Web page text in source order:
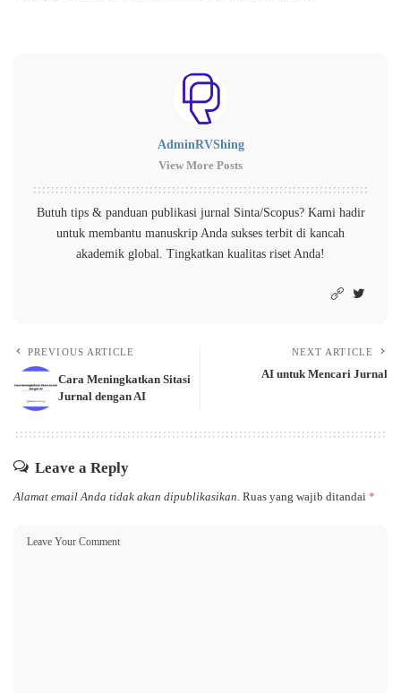
AdminRVShing
View More Posts
Butuh tips & panduan publikasi jurnal Sinta/Scopus? Kami hadir
untuk membantu manuskrip Anda sukses terbit di kancah
akademik global. Tingkatkan kualitas riset Anda!
PREVIOUS ARTICLE
Cara Meningkatkan Sitasi
Jurnal dengan AI
NEXT ARTICLE
AI untuk Mencari Jurnal
Leave a Reply
Alamat email Anda tidak akan dipublikasikan. Ruas yang wajib ditandai *